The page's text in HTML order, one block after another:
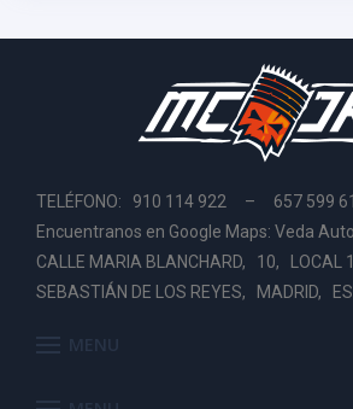
TELÉFONO: 910 114 922 – 657 599
Encuentranos en Google Maps: Veda
CALLE MARIA BLANCHARD, 10,
SEBASTIÁN DE LOS REYES, MADRID,
MENU